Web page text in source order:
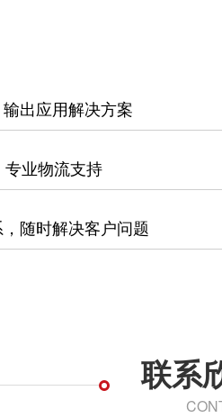
出应用解决方案
业物流支持
随时解决客户问题
联系